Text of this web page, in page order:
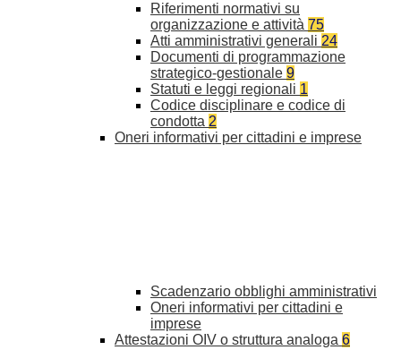
Riferimenti normativi su
organizzazione e attività 75
Atti amministrativi generali 24
Documenti di programmazione
strategico-gestionale 9
Statuti e leggi regionali 1
Codice disciplinare e codice di
condotta 2
Oneri informativi per cittadini e imprese
Scadenzario obblighi amministrativi
Oneri informativi per cittadini e
imprese
Attestazioni OIV o struttura analoga 6